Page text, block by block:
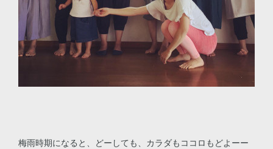
梅雨時期になると、どーしても、カラダもココロもどよーー